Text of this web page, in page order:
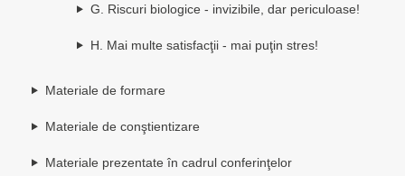
G. Riscuri biologice - invizibile, dar periculoase!
H. Mai multe satisfacţii - mai puţin stres!
Materiale de formare
Materiale de conştientizare
Materiale prezentate în cadrul conferinţelor